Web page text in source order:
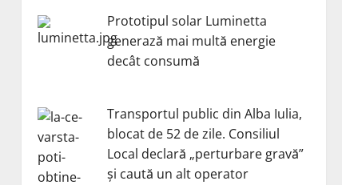
Prototipul solar Luminetta
generază mai multă energie
decât consumă
Transportul public din Alba Iulia,
blocat de 52 de zile. Consiliul
Local declară „perturbare gravă”
și caută un alt operator